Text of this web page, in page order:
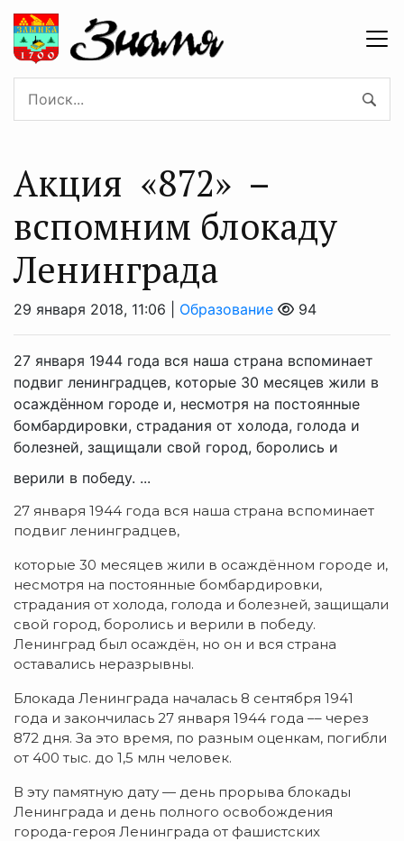
Акция «872» –
вспомним блокаду
Ленинграда
29 января 2018, 11:06 | Образование 94
27 января 1944 года вся наша страна вспоминает
подвиг ленинградцев, которые 30 месяцев жили в
осаждённом городе и, несмотря на постоянные
бомбардировки, страдания от холода, голода и
болезней, защищали свой город, боролись и
верили в победу. ...
27 января 1944 года вся наша страна вспоминает
подвиг ленинградцев,
которые 30 месяцев жили в осаждённом городе и,
несмотря на постоянные бомбардировки,
страдания от холода, голода и болезней, защищали
свой город, боролись и верили в победу.
Ленинград был осаждён, но он и вся страна
оставались неразрывны.
Блокада Ленинграда началась 8 сентября 1941
года и закончилась 27 января 1944 года –– через
872 дня. За это время, по разным оценкам, погибли
от 400 тыс. до 1,5 млн человек.
В эту памятную дату — день прорыва блокады
Ленинграда и день полного освобождения
города-героя Ленинграда от фашистских